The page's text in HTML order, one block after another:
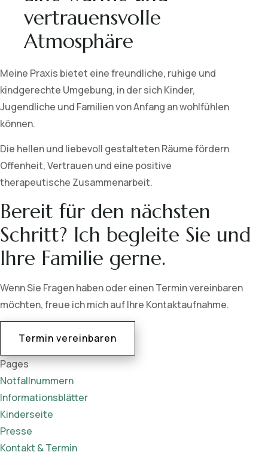
vertrauensvolle
Atmosphäre
Meine Praxis bietet eine freundliche, ruhige und
kindgerechte Umgebung, in der sich Kinder,
Jugendliche und Familien von Anfang an wohlfühlen
können.
Die hellen und liebevoll gestalteten Räume fördern
Offenheit, Vertrauen und eine positive
therapeutische Zusammenarbeit.
Bereit für den nächsten
Schritt? Ich begleite Sie und
Ihre Familie gerne.
Wenn Sie Fragen haben oder einen Termin vereinbaren
möchten, freue ich mich auf Ihre Kontaktaufnahme.
Termin vereinbaren
Pages
Notfallnummern
Informationsblätter
Kinderseite
Presse
Kontakt & Termin